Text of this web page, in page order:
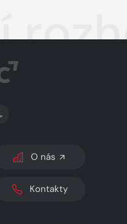
SVĚTLÝ/TMAVÝ REŽIM
O nás
Kontakty